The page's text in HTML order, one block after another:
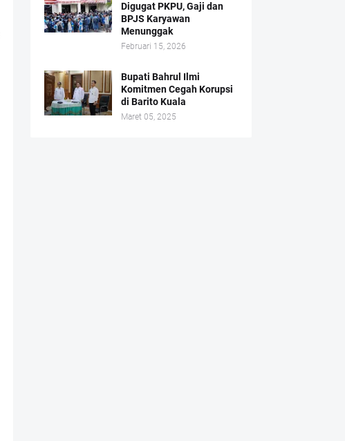
Digugat PKPU, Gaji dan
BPJS Karyawan
Menunggak
Februari 15, 2026
Bupati Bahrul Ilmi
Komitmen Cegah Korupsi
di Barito Kuala
Maret 05, 2025